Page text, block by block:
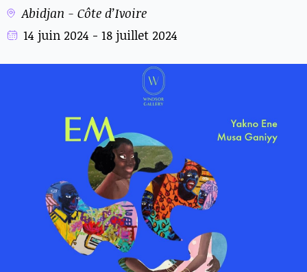
Abidjan - Côte d’Ivoire
14 juin 2024 - 18 juillet 2024